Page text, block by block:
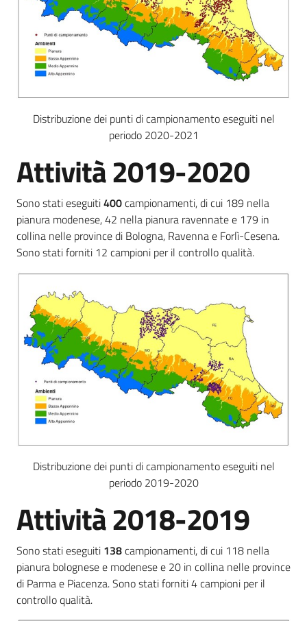
Distribuzione dei punti di campionamento eseguiti nel
periodo 2020-2021
Attività 2019-2020
Sono stati eseguiti400campionamenti, di cui 189 nella
pianura modenese, 42 nella pianura ravennate e 179 in
collina nelle province di Bologna, Ravenna e Forlì-Cesena.
Sono stati forniti 12 campioni per il controllo qualità.
Distribuzione dei punti di campionamento eseguiti nel
periodo 2019-2020
Attività 2018-2019
Sono stati eseguiti 138campionamenti, di cui 118 nella
pianura bolognese e modenese e 20 in collina nelle province
di Parma e Piacenza. Sono stati forniti 4 campioni per il
controllo qualità.